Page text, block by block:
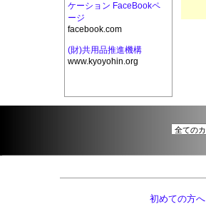
ケーション FaceBookペ
ージ
facebook.com
(財)共用品推進機構
www.kyoyohin.org
初めての方へ